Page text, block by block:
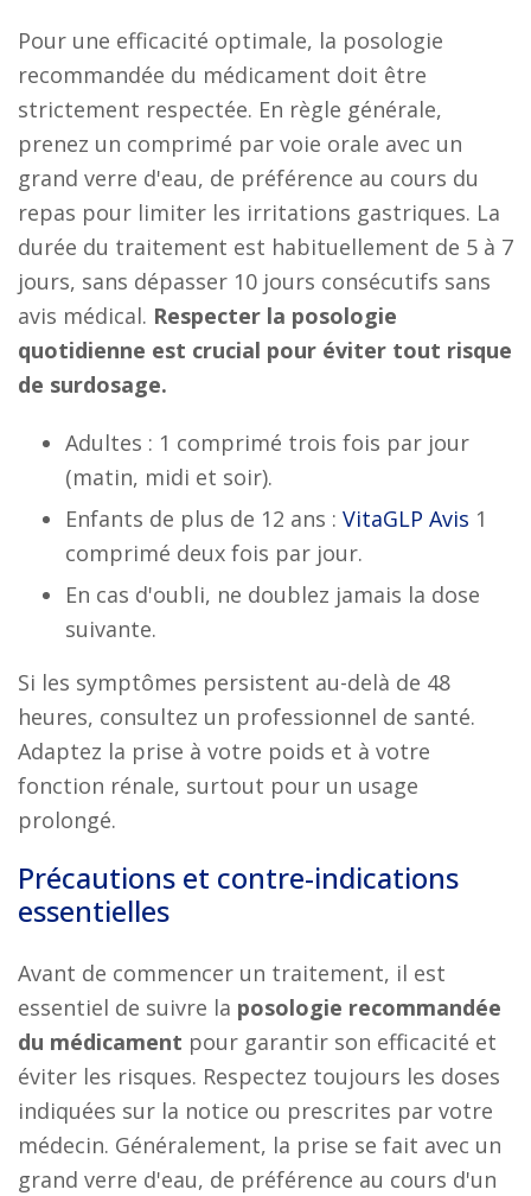
Pour une efficacité optimale, la posologie
recommandée du médicament doit être
strictement respectée. En règle générale,
prenez un comprimé par voie orale avec un
grand verre d'eau, de préférence au cours du
repas pour limiter les irritations gastriques. La
durée du traitement est habituellement de 5 à 7
jours, sans dépasser 10 jours consécutifs sans
avis médical. Respecter la posologie
quotidienne est crucial pour éviter tout risque
de surdosage.
Adultes : 1 comprimé trois fois par jour
(matin, midi et soir).
Enfants de plus de 12 ans : VitaGLP Avis 1
comprimé deux fois par jour.
En cas d'oubli, ne doublez jamais la dose
suivante.
Si les symptômes persistent au-delà de 48
heures, consultez un professionnel de santé.
Adaptez la prise à votre poids et à votre
fonction rénale, surtout pour un usage
prolongé.
Précautions et contre-indications
essentielles
Avant de commencer un traitement, il est
essentiel de suivre la posologie recommandée
du médicament pour garantir son efficacité et
éviter les risques. Respectez toujours les doses
indiquées sur la notice ou prescrites par votre
médecin. Généralement, la prise se fait avec un
grand verre d'eau, de préférence au cours d'un